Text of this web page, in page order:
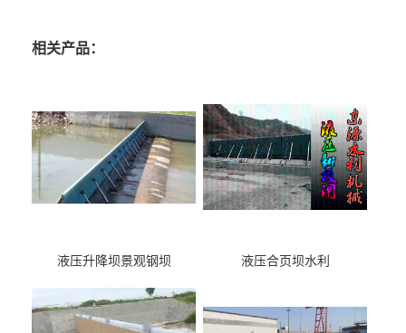
相关产品：
液压升降坝景观钢坝 液压合页坝水利